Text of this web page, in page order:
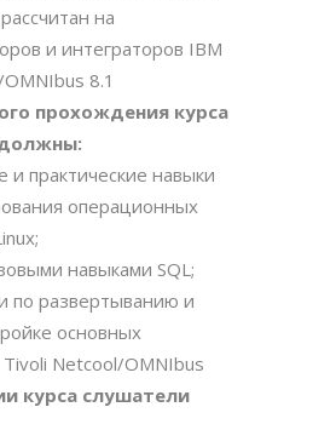
на
и интеграторов IBM
8.1
прохождения курса
и практические навыки
операционных
навыками SQL;
по развертыванию и
основных
Netcool/OMNIbus
курса слушатели